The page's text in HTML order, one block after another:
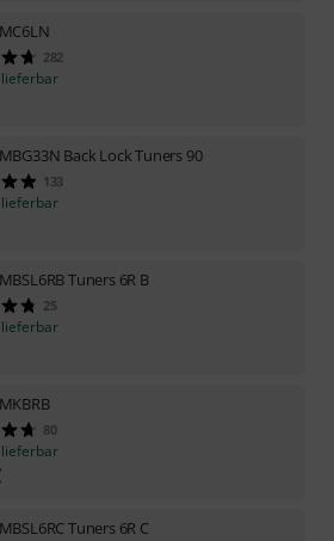
MC6LN
282
MBG33N Back Lock Tuners 90
133
MBSL6RB Tuners 6R B
25
MKBRB
80
MBSL6RC Tuners 6R C